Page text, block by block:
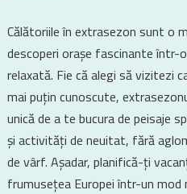
Călătoriile în extrasezon sunt o
descoperi orașe fascinante
relaxată. Fie că alegi să vizitezi
mai puțin cunoscute,
unică de a te bucura de peisaje
și activități de neuitat, fără
de vârf. Așadar, planifică-ți
frumusețea Europei într-un mod